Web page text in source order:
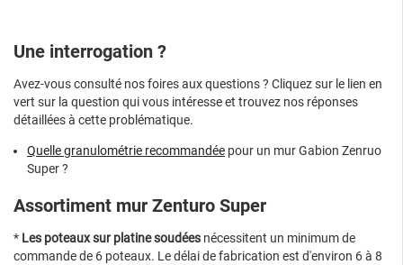
Une interrogation ?
Avez-vous consulté nos foires aux questions ? Cliquez sur le lien en
vert sur la question qui vous intéresse et trouvez nos réponses
détaillées à cette problématique.
Quelle granulométrie recommandée pour un mur Gabion Zenruo
Super ?
Assortiment mur Zenturo Super
* Les poteaux sur platine soudées nécessitent un minimum de
commande de 6 poteaux. Le délai de fabrication est d'environ 6 à 8